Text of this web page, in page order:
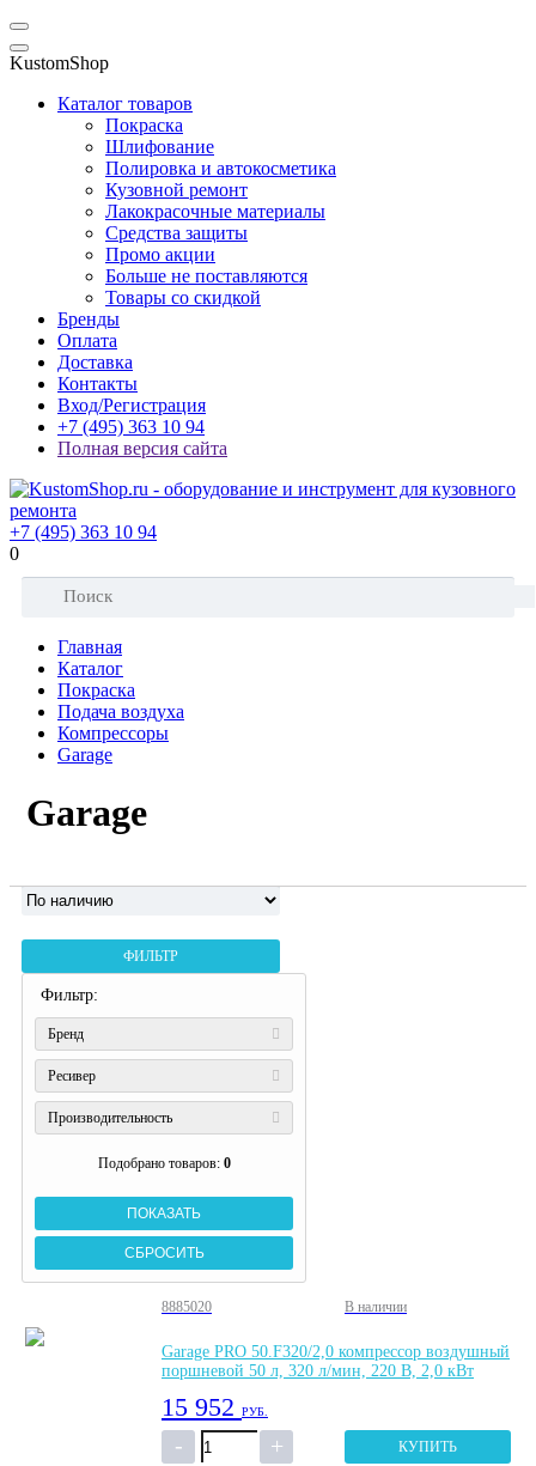
KustomShop
Каталог товаров
Покраска
Шлифование
Полировка и автокосметика
Кузовной ремонт
Лакокрасочные материалы
Средства защиты
Промо акции
Больше не поставляются
Товары со скидкой
Бренды
Оплата
Доставка
Контакты
Вход/Регистрация
+7 (495) 363 10 94
Полная версия сайта
+7 (495) 363 10 94
0
Главная
Каталог
Покраска
Подача воздуха
Компрессоры
Garage
Garage
ФИЛЬТР
Фильтр:
Бренд
Ресивер
Производительность
Подобрано товаров: 0
8885020 В наличии
Garage PRO 50.F320/2,0 компрессор воздушный
поршневой 50 л, 320 л/мин, 220 В, 2,0 кВт
15 952 РУБ.
КУПИТЬ